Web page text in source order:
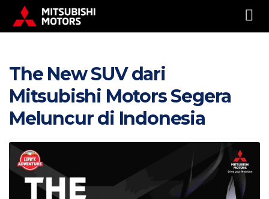
The New SUV dari
Mitsubishi Motors Segera
Meluncur di Indonesia